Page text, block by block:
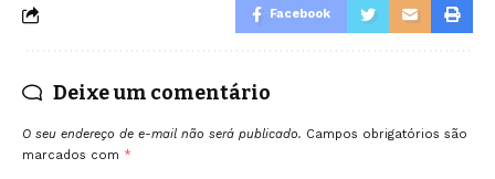
Facebook
Deixe um comentário
O seu endereço de e-mail não será publicado. Campos obrigatórios são
marcados com *